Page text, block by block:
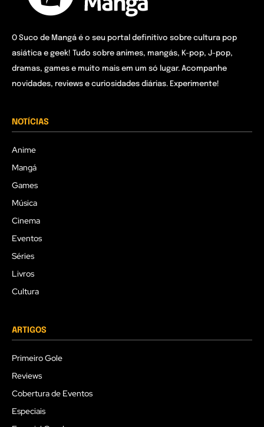
O Suco de Mangá é o seu portal definitivo sobre cultura pop
asiática e geek! Tudo sobre animes, mangás, K-pop, J-pop,
dramas, games e muito mais em um só lugar. Acompanhe
novidades, reviews e curiosidades diárias. Experimente!
NOTÍCIAS
Anime
Mangá
Games
Música
Cinema
Eventos
Séries
Livros
Cultura
ARTIGOS
Primeiro Gole
Reviews
Cobertura de Eventos
Especiais